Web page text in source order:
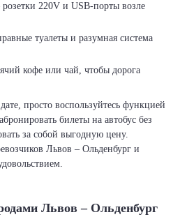
розетки 220V и USB-порты возле
туалеты и разумная система
кофе или чай, чтобы дорога
просто воспользуйтесь функцией
билеты на автобус без
за собой выгодную цену.
Львов – Ольденбург и
Львов – Ольденбург